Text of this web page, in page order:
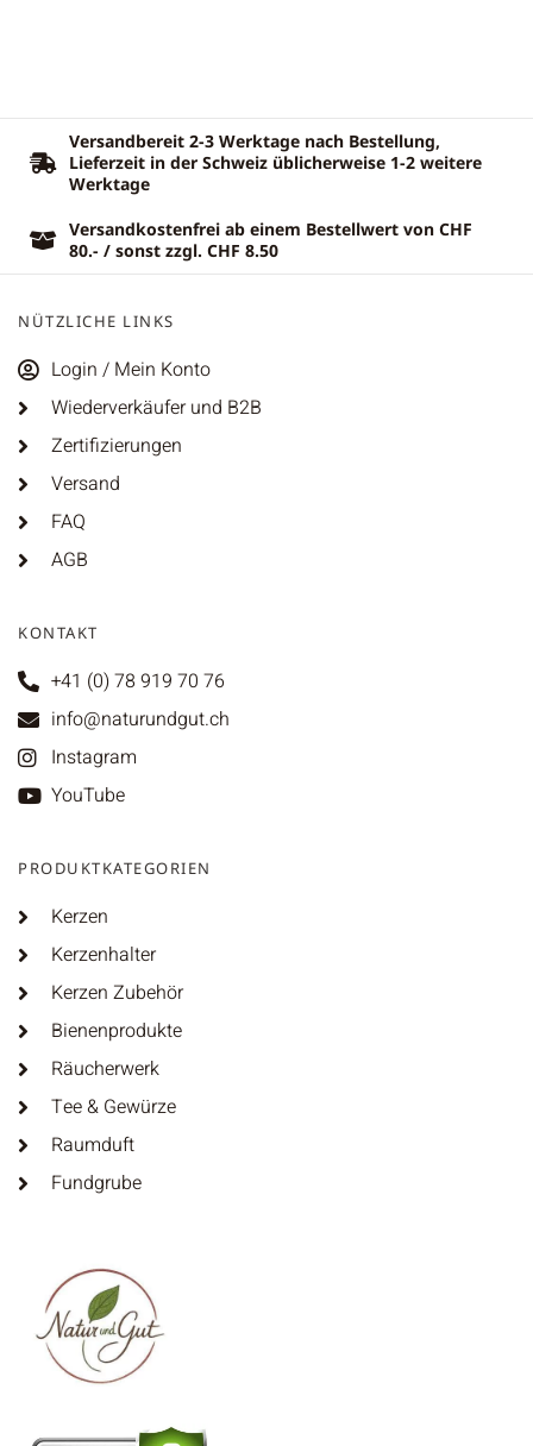
Versandbereit 2-3 Werktage nach Bestellung,
Lieferzeit in der Schweiz üblicherweise 1-2 weitere
Werktage
Versandkostenfrei ab einem Bestellwert von CHF
80.- / sonst zzgl. CHF 8.50
NÜTZLICHE LINKS
Login / Mein Konto
Wiederverkäufer und B2B
Zertifizierungen
Versand
FAQ
AGB
KONTAKT
+41 (0) 78 919 70 76
info@naturundgut.ch
Instagram
YouTube
PRODUKTKATEGORIEN
Kerzen
Kerzenhalter
Kerzen Zubehör
Bienenprodukte
Räucherwerk
Tee & Gewürze
Raumduft
Fundgrube